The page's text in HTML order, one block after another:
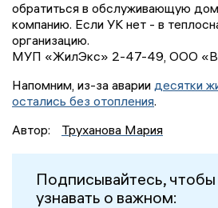
обратиться в обслуживающую
компанию. Если УК нет - в
организацию.
МУП «ЖилЭкс» 2-47-49, ООО
Напомним, из-за аварии десятки
остались без отопления.
Автор:
Труханова Мария
Подписывайтесь,
узнавать о важном: